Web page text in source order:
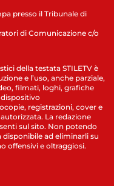
presso il Tribunale di
di Comunicazione c/o
della testata STILETV è
e l’uso, anche parziale,
filmati, loghi, grafiche
registrazioni, cover e
La redazione
sul sito. Non potendo
ad eliminarli su
offensivi e oltraggiosi.